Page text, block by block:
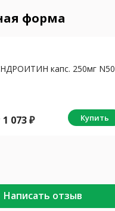
форма
капс. 250мг N50
1 073₽ Купить
Написать отзыв